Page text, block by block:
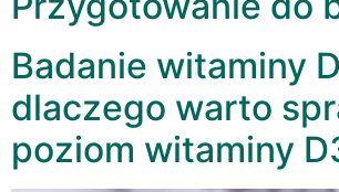
Badanie witaminy
dlaczego warto
poziom witaminy